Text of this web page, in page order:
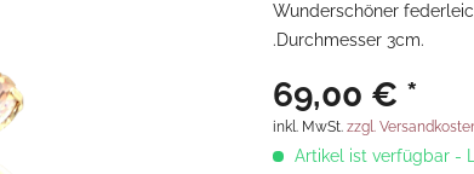
Wunderschöner
.Durchmesser 3cm.
69,00 € *
inkl. MwSt.zzgl.
Artikel ist verfügbar -